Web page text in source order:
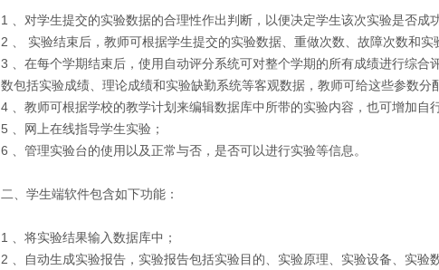
1 、对学生提交的实验数据的合理性作出判断，以便决定学生该次实验是否成
2 、 实验结束后，教师可根据学生提交的实验数据、重做次数、故障次数和
3 、在每个学期结束后，使用自动评分系统可对整个学期的所有成绩进行综
数包括实验成绩、理论成绩和实验缺勤系统等客观数据，教师可给这些参数分
4 、教师可根据学校的教学计划来编辑数据库中所带的实验内容，也可增加自
5 、网上在线指导学生实验；
6 、管理实验台的使用以及正常与否，是否可以进行实验等信息。
二、学生端软件包含如下功能：
1 、将实验结果输入数据库中；
2 、自动生成实验报告，实验报告包括实验目的、实验原理、实验设备、实验